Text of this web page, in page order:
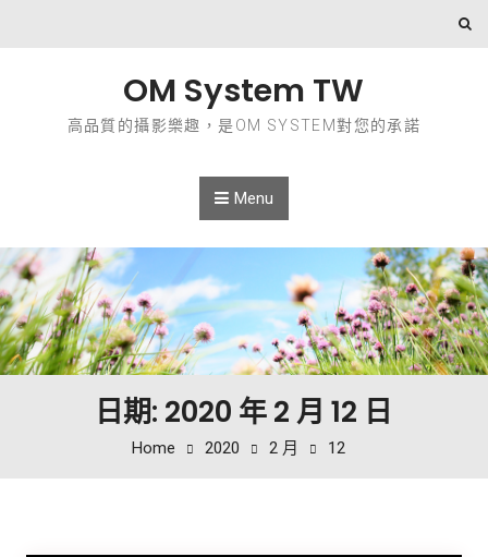
OM System TW
高品質的攝影樂趣，是OM SYSTEM對您的承諾
Menu
日期: 2020 年 2 月 12 日
Home 2020 2 月 12